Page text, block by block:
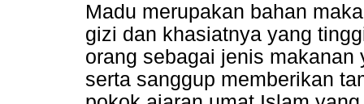
Madu merupakan bahan
gizi dan khasiatnya yang
orang sebagai jenis
serta sanggup memberikan